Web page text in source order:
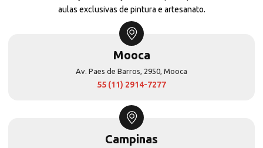
aulas exclusivas de pintura e artesanato.
Mooca
Av. Paes de Barros, 2950, Mooca
55 (11) 2914-7277
Campinas